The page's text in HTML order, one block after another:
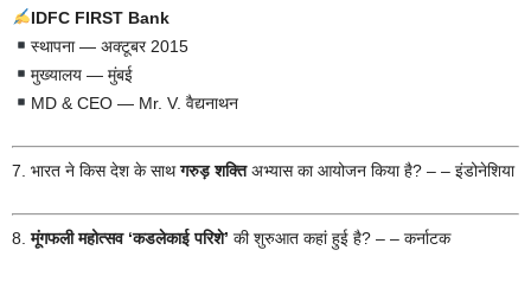
IDFC FIRST Bank
स्थापना — अक्टूबर 2015
मुख्यालय — मुंबई
MD & CEO — Mr. V. वैद्यनाथन
7. भारत ने किस देश के साथगरुड़ शक्तिअभ्यास का आयोजन किया है? – – इंडोनेशिया
8.मूंगफली महोत्सव ‘कडलेकाई परिशे’ की शुरुआत कहां हुई है? – – कर्नाटक